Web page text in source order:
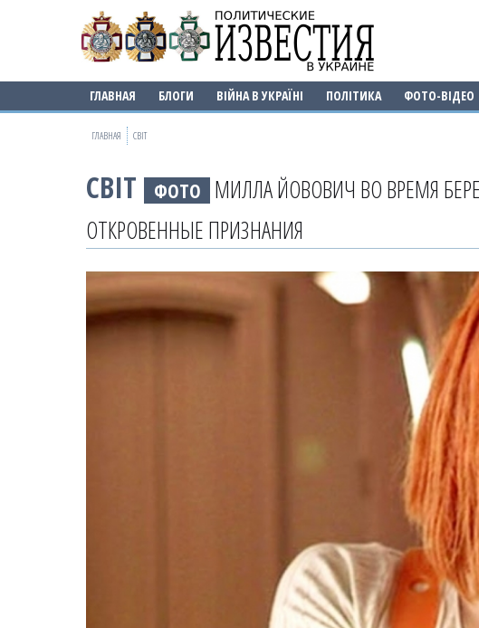
ГЛАВНАЯ БЛОГИ ВІЙНА В УКРАЇНІ ПОЛІТИКА ФОТО-ВІДЕО
ГЛАВНАЯ СВІТ
СВІТ ФОТО МИЛЛА ЙОВОВИЧ ВО ВРЕМЯ
ОТКРОВЕННЫЕ ПРИЗНАНИЯ